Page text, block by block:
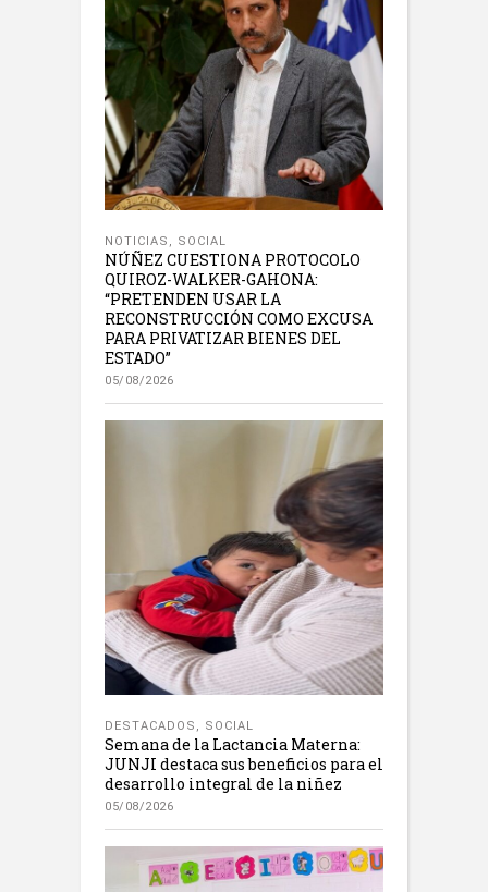
NOTICIAS , SOCIAL
NÚÑEZ CUESTIONA PROTOCOLO
QUIROZ-WALKER-GAHONA:
“PRETENDEN USAR LA
RECONSTRUCCIÓN COMO EXCUSA
PARA PRIVATIZAR BIENES DEL
ESTADO”
05/08/2026
DESTACADOS SOCIAL
Semana de la Lactancia Materna:
JUNJI destaca sus beneficios para el
desarrollo integral de la niñez
05/08/2026